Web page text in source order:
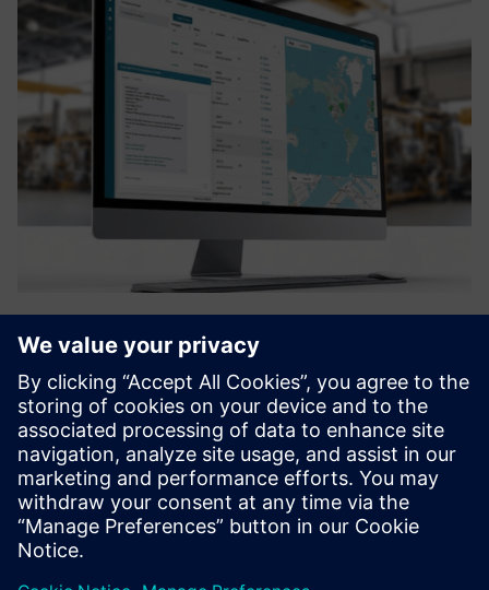
Pionirska industrijska platforma koja premošćuje jaz
između digitalnog dizajna i fizičke proizvodnje putem
distribuirane proizvodnje. Omogućuje tvrtkama da pređu s
tradicionalnih modela "make-to-stock" prema otpornijem
pristupu na...
Saznajte više